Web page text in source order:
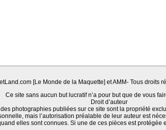
[Le Monde de la Maquette] et AMM- Tous droits
Ce site sans aucun but lucratif n’a pour but que de vous
Droit d’auteur
photographies publiées sur ce site sont la propriété
mais l’autorisation préalable de leur auteur est
elles sont connues. Si une de ces pièces est